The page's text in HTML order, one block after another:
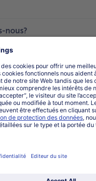
nous?
Sélectionner le pays / la langue